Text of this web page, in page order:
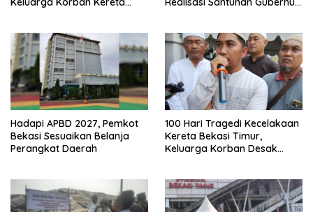
Keselamatan Lebih Dulu
Hadapi APBD 2027, Pemkot
Bekasi Sesuaikan Belanja
Perangkat Daerah
100 Hari Tragedi Kecelakaan
Kereta Bekasi Timur,
Keluarga Korban Desak